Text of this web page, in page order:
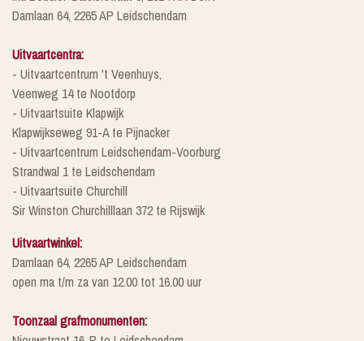
Damlaan 64, 2265 AP Leidschendam
Uitvaartcentra:
- Uitvaartcentrum 't Veenhuys,
Veenweg 14 te Nootdorp
- Uitvaartsuite Klapwijk
Klapwijkseweg 91-A te Pijnacker
- Uitvaartcentrum Leidschendam-Voorburg
Strandwal 1 te Leidschendam
- Uitvaartsuite Churchill
Sir Winston Churchilllaan 372 te Rijswijk
Uitvaartwinkel:
Damlaan 64, 2265 AP Leidschendam
open ma t/m za van 12.00 tot 16.00 uur
Toonzaal grafmonumenten: